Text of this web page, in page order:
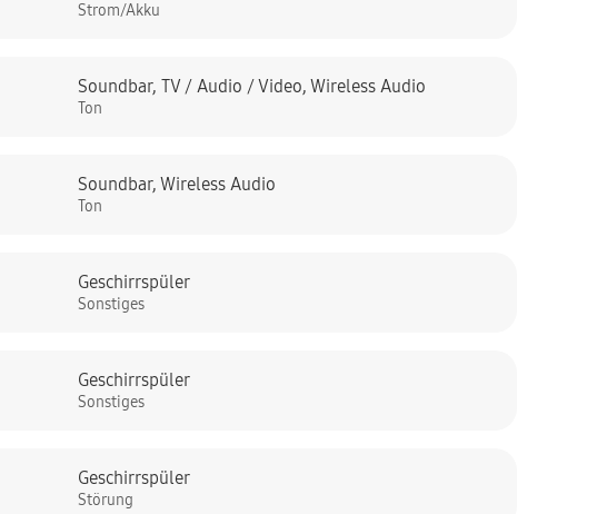
Strom/Akku
Soundbar,TV / Audio / Video,Wireless Audio
Ton
Soundbar,Wireless Audio
Ton
Geschirrspüler
Sonstiges
Geschirrspüler
Sonstiges
Geschirrspüler
Störung